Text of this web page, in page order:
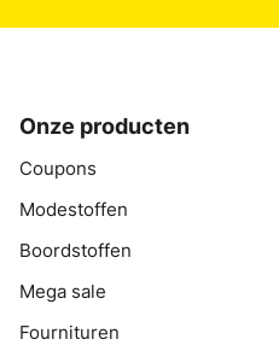
Onze producten
Coupons
Modestoffen
Boordstoffen
Mega sale
Fournituren